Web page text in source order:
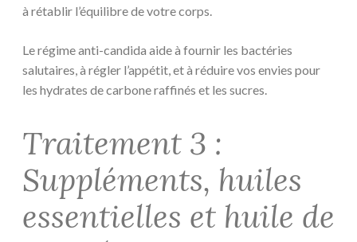
à rétablir l’équilibre de votre corps.
Le régime anti-candida aide à fournir les bactéries
salutaires, à régler l’appétit, et à réduire vos envies pour
les hydrates de carbone raffinés et les sucres.
Traitement 3 :
Suppléments, huiles
essentielles et huile de